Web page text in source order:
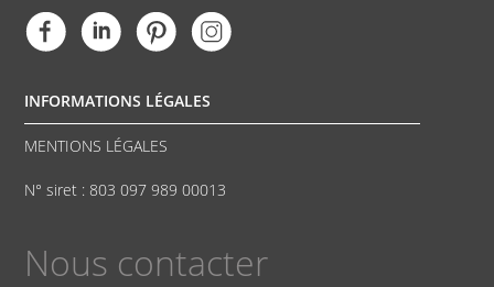
INFORMATIONS LÉGALES
MENTIONS LÉGALES
N° siret : 803 097 989 00013
Nous contacter